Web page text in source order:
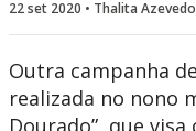
22 set 2020 • Thalita Azevedo
Outra campanha
realizada no nono
Dourado”, que